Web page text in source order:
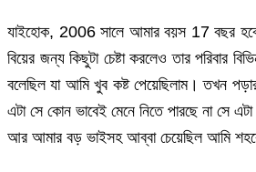
যাইহোক, 2006 সালে আমার বয়স 17 বছর
বিয়ের জন্য কিছুটা চেষ্টা করলেও তার পরিবার
বলেছিল যা আমি খুব কষ্ট পেয়েছিলাম। তখন
এটা সে কোন ভাবেই মেনে নিতে পারছে না সে
আর আমার বড় ভাইসহ আব্বা চেয়েছিল আমি